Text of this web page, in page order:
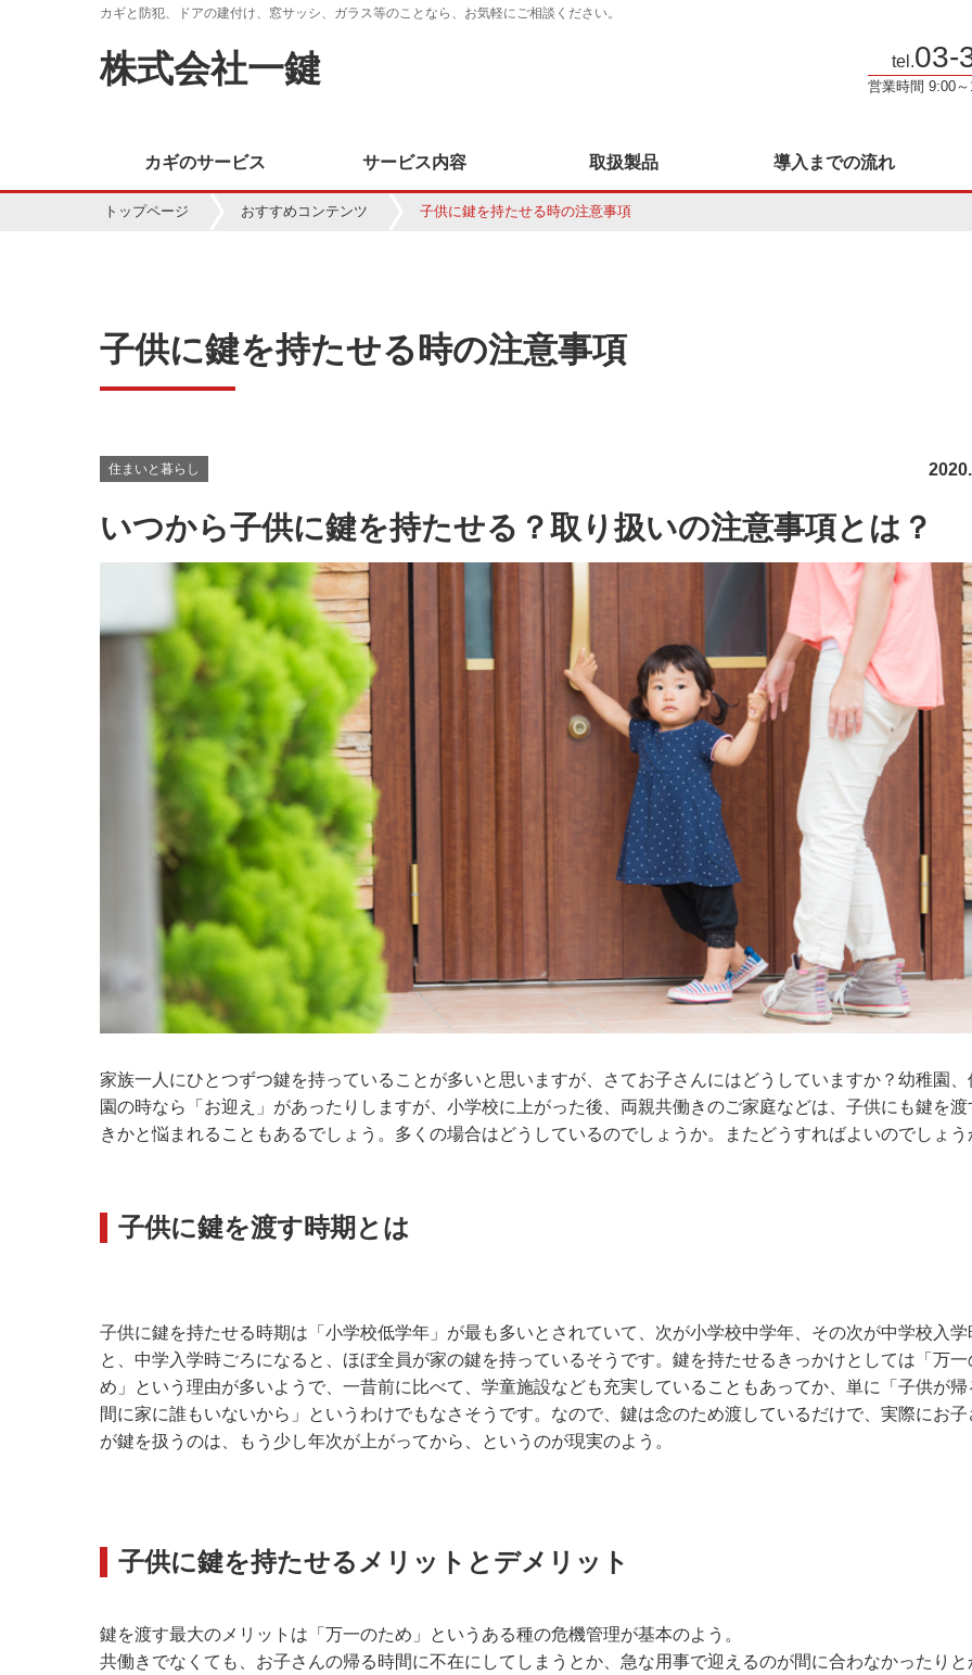
カギと防犯、ドアの建付け、窓サッシ、ガラス等のことなら、お気軽にご相談ください。
株式会社一鍵 tel.03-
営業時間 9:00
カギのサービス サービス内容 取扱製品 導入までの流れ
トップページ おすすめコンテンツ 子供に鍵を持たせる時の注意事項
子供に鍵を持たせる時の注意事項
住まいと暮らし
いつから子供に鍵を持たせる？取り扱いの注意事項とは？
家族一人にひとつずつ鍵を持っていることが多いと思いますが、さてお子さんにはどうしていますか？幼稚園、
園の時なら「お迎え」があったりしますが、小学校に上がった後、両親共働きのご家庭などは、子供にも鍵を渡
きかと悩まれることもあるでしょう。多くの場合はどうしているのでしょうか。またどうすればよいのでしょう
子供に鍵を渡す時期とは
子供に鍵を持たせる時期は「小学校低学年」が最も多いとされていて、次が小学校中学年、その次が中学校入学
と、中学入学時ごろになると、ほぼ全員が家の鍵を持っているそうです。鍵を持たせるきっかけとしては「万一
め」という理由が多いようで、一昔前に比べて、学童施設なども充実していることもあってか、単に「子供が帰
間に家に誰もいないから」というわけでもなさそうです。なので、鍵は念のため渡しているだけで、実際にお子
が鍵を扱うのは、もう少し年次が上がってから、というのが現実のよう。
子供に鍵を持たせるメリットとデメリット
鍵を渡す最大のメリットは「万一のため」というある種の危機管理が基本のよう。
共働きでなくても、お子さんの帰る時間に不在にしてしまうとか、急な用事で迎えるのが間に合わなかったりと